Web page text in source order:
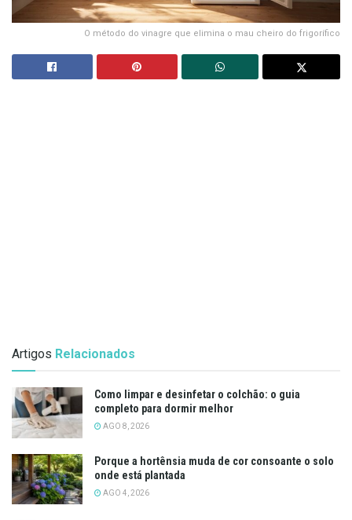
O método do vinagre que elimina o mau cheiro do frigorífico
Artigos Relacionados
Como limpar e desinfetar o colchão: o guia
completo para dormir melhor
AGO 8, 2026
Porque a hortênsia muda de cor consoante o solo
onde está plantada
AGO 4, 2026